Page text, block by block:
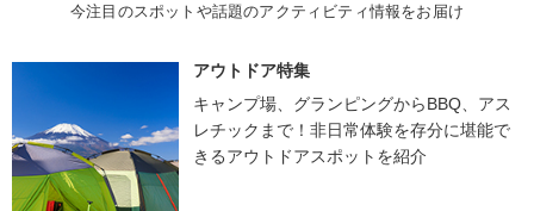
今注目のスポットや話題のアクティビティ情報をお届け
アウトドア特集
キャンプ場、グランピングからBBQ、アス
レチックまで！非日常体験を存分に堪能で
きるアウトドアスポットを紹介